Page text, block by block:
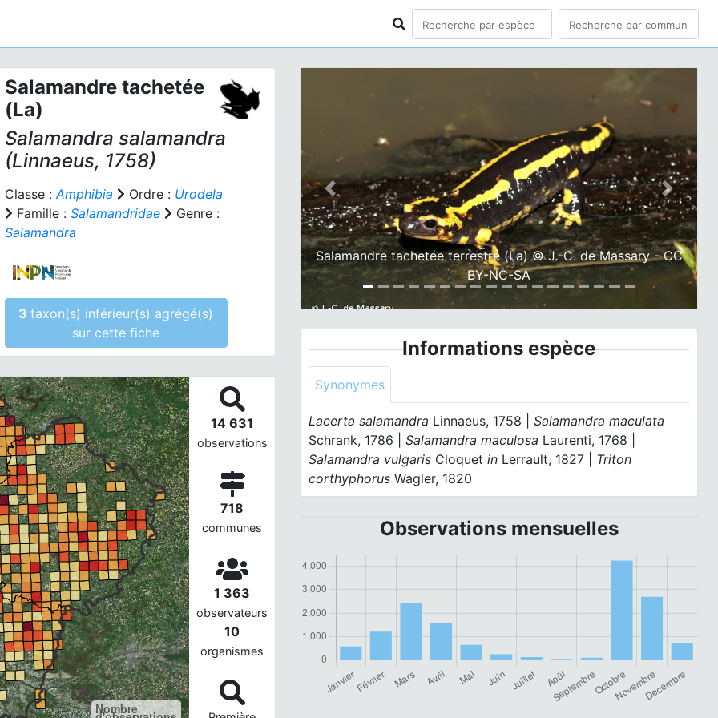
Salamandre tachetée
(La)
Salamandra salamandra
(Linnaeus, 1758)
Classe :Amphibia Ordre : Urodela
Famille : Salamandridae
Genre :
Salamandra
3taxon(s) inférieur(s) agrégé(s)
sur cette fiche
Nombre
14 631
observations
718
communes
1 363
observateurs
10
organismes
Salamandre tachetée terrestre (La) © J.-C. de Massary - CC
BY-NC-SA
Previous Next
Informations espèce
Synonymes
Lacerta salamandra Linnaeus, 1758 |Salamandra maculata
Schrank, 1786 |Salamandra maculosa Laurenti, 1768 |
Salamandra vulgaris Cloquetin Lerrault, 1827 | Triton
corthyphorus Wagler, 1820
Observations mensuelles